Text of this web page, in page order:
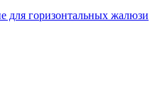
для горизонтальных жалюзи